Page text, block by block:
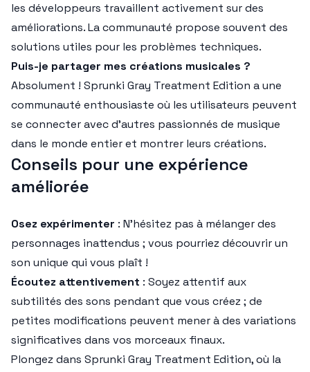
les développeurs travaillent activement sur des
améliorations. La communauté propose souvent des
solutions utiles pour les problèmes techniques.
Puis-je partager mes créations musicales ?
Absolument ! Sprunki Gray Treatment Edition a une
communauté enthousiaste où les utilisateurs peuvent
se connecter avec d'autres passionnés de musique
dans le monde entier et montrer leurs créations.
Conseils pour une expérience
améliorée
Osez expérimenter : N'hésitez pas à mélanger des
personnages inattendus ; vous pourriez découvrir un
son unique qui vous plaît !
Écoutez attentivement : Soyez attentif aux
subtilités des sons pendant que vous créez ; de
petites modifications peuvent mener à des variations
significatives dans vos morceaux finaux.
Plongez dans Sprunki Gray Treatment Edition, où la